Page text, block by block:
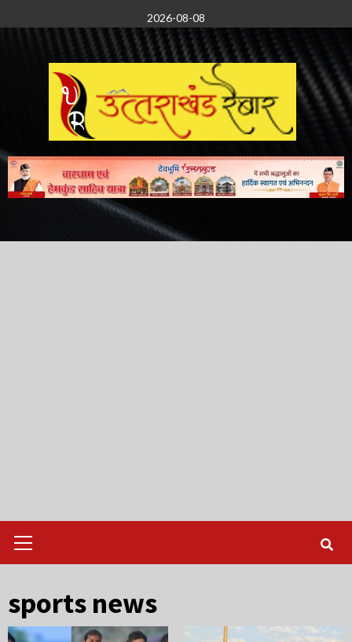
to
2026-08-08
Menu
sports news